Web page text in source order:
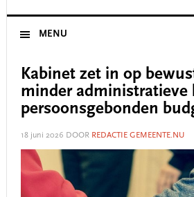
MENU
Kabinet zet in op
minder administratieve
persoonsgebonden
18 juni 2026 DOOR REDACTIE GEMEENTE.NU